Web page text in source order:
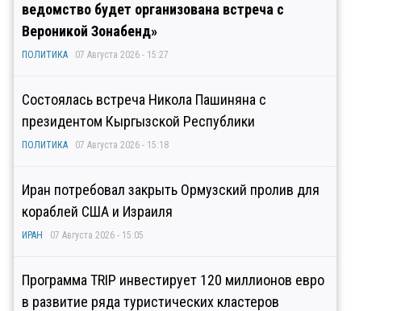
ведомство будет организована встреча с
Вероникой Зонабенд»
ПОЛИТИКА 07 Августа 2026 - 15:27
Состоялась встреча Никола Пашиняна с
президентом Кыргызской Республики
ПОЛИТИКА 07 Августа 2026 - 15:18
Иран потребовал закрыть Ормузский пролив для
кораблей США и Израиля
ИРАН 07 Августа 2026 - 15:05
Программа TRIP инвестирует 120 миллионов евро
в развитие ряда туристических кластеров